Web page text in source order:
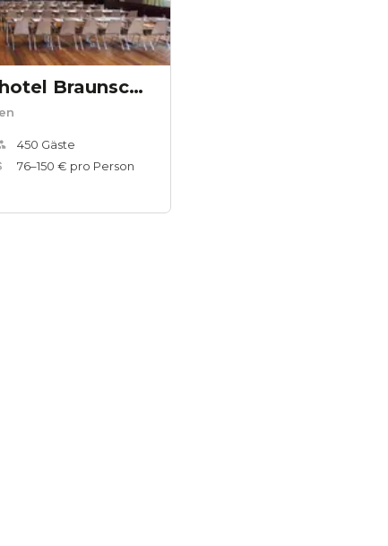
Steigenberger Parkhotel Braunschweig
450 Gäste
76–150 € pro Person